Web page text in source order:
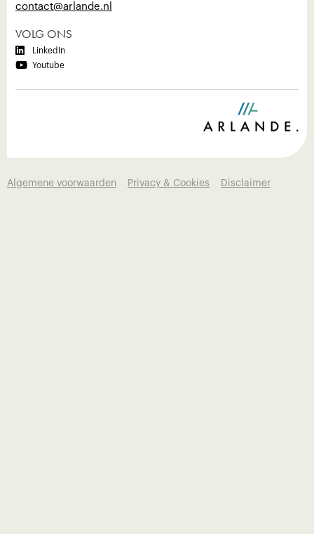
‍contact@arlande.nl
VOLG ONS
 LinkedIn
 Youtube
Algemene voorwaarden Privacy & Cookies Disclaimer